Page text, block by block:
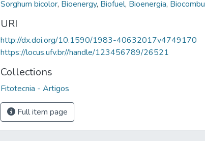
Sorghum bicolor, Bioenergy, Biofuel, Bioenergia,
URI
http://dx.doi.org/10.1590/1983-40632017v4749170
https://locus.ufv.br//handle/123456789/26521
Collections
Fitotecnia - Artigos
Full item page